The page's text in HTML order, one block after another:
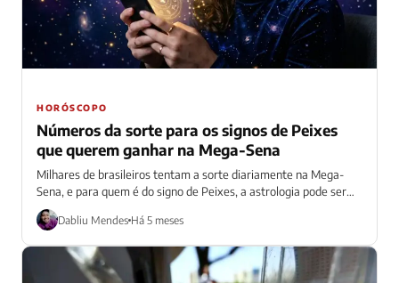
HORÓSCOPO
Números da sorte para os signos de Peixes
que querem ganhar na Mega-Sena
Milhares de brasileiros tentam a sorte diariamente na Mega-
Sena, e para quem é do signo de Peixes, a astrologia pode ser
uma...
Dabliu Mendes Há 5 meses